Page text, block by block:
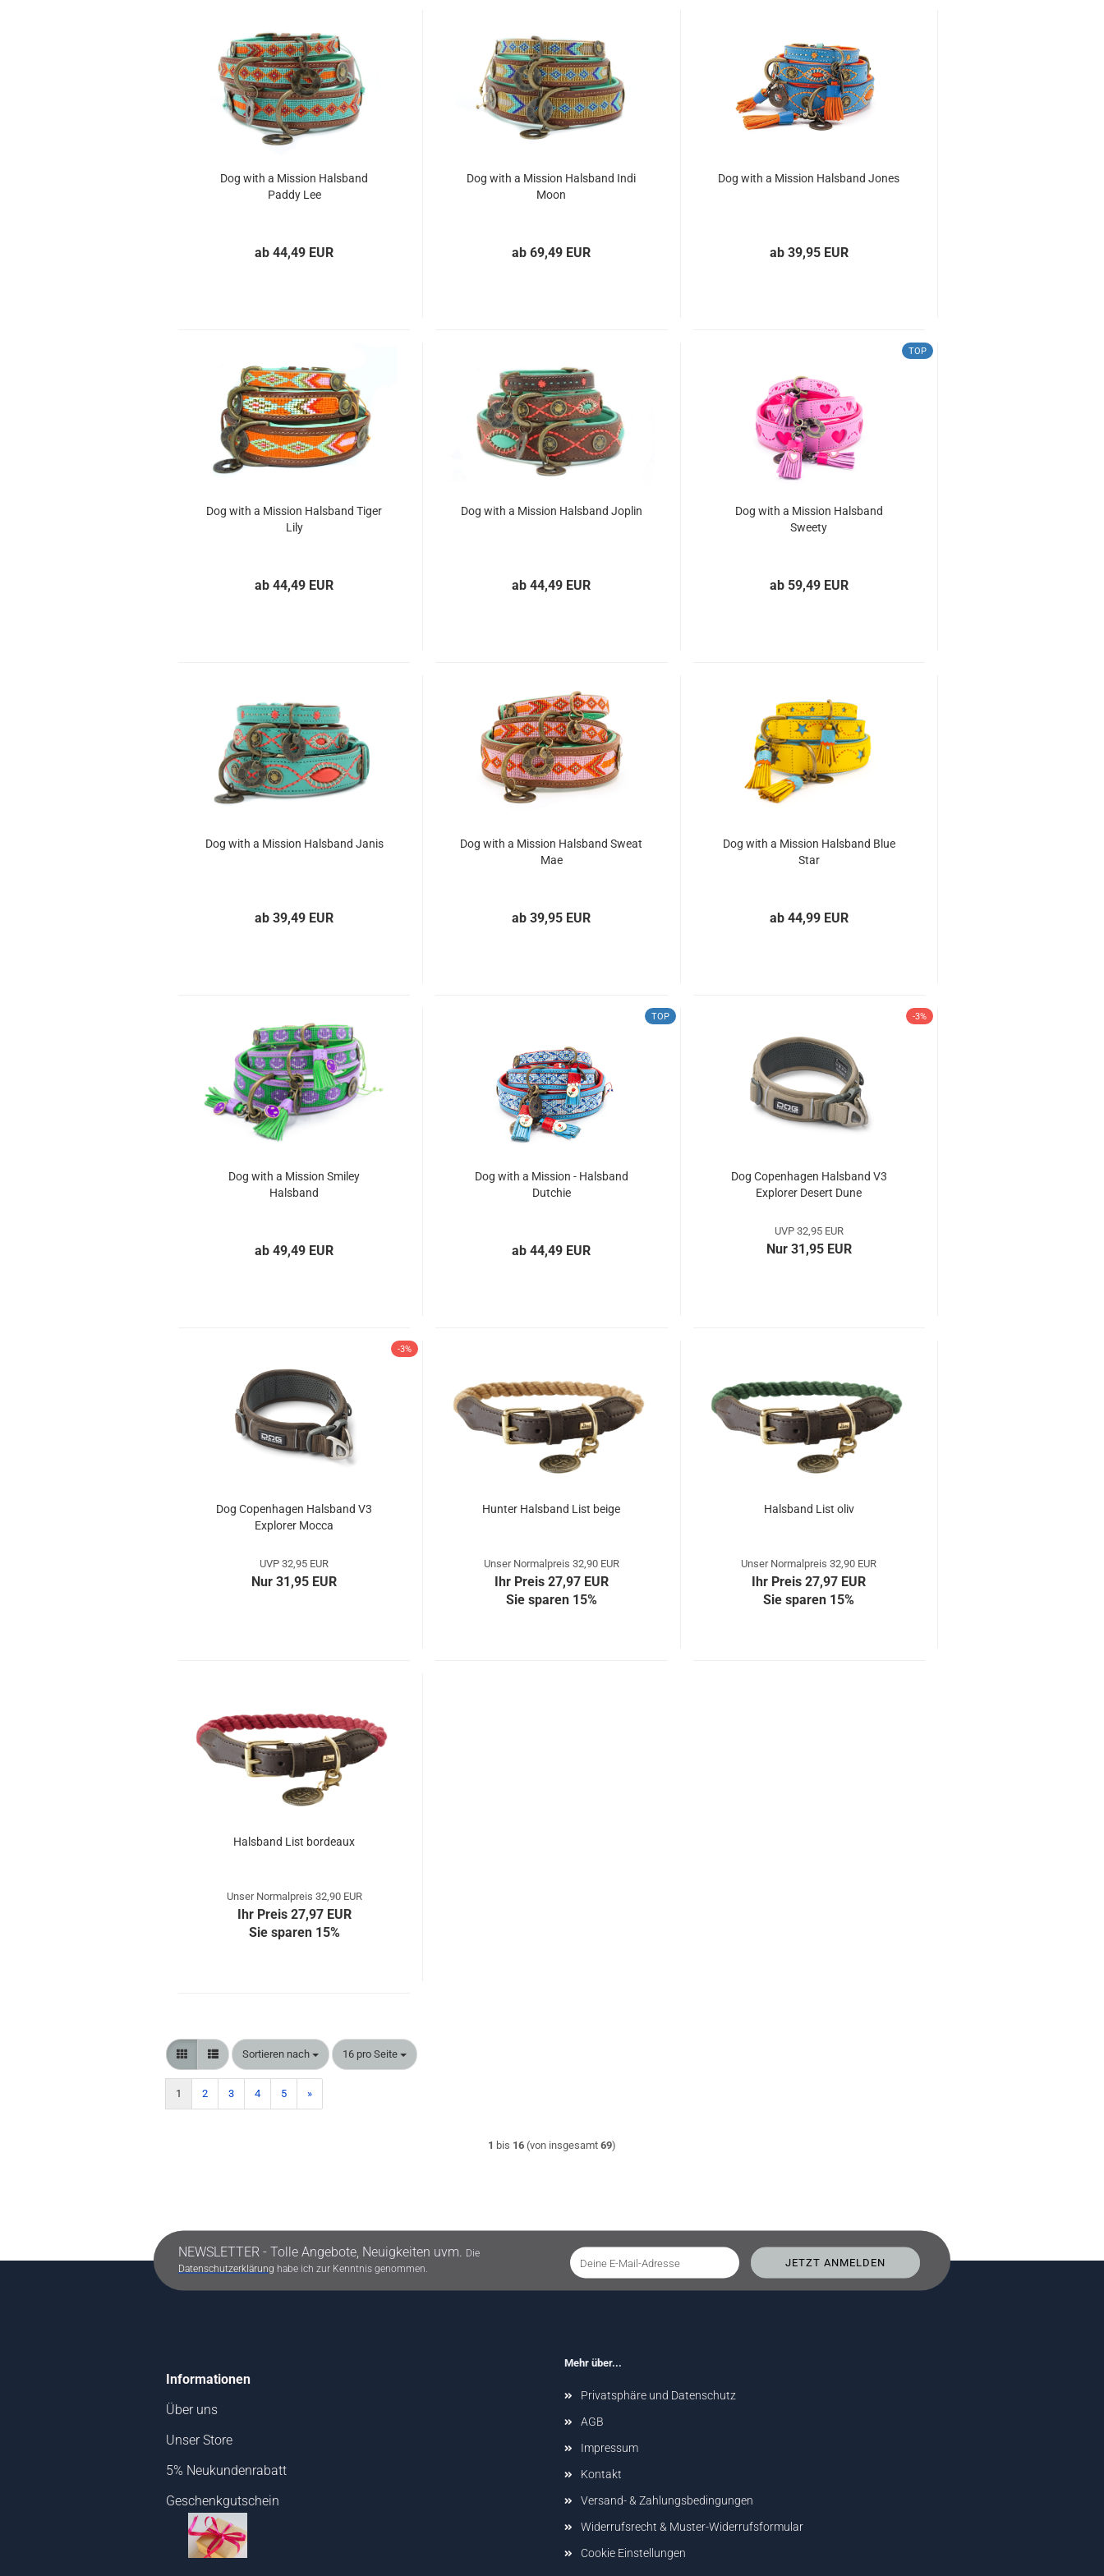
Dog with a Mission Halsband
Paddy Lee
ab 44,49 EUR
Dog with a Mission Halsband Indi
Moon
ab 69,49 EUR
Dog with a Mission Halsband Jones
ab 39,95 EUR
Dog with a Mission Halsband Tiger
Lily
ab 44,49 EUR
Dog with a Mission Halsband Joplin
ab 44,49 EUR
TOP
Dog with a Mission Halsband
Sweety
ab 59,49 EUR
Dog with a Mission Halsband Janis
ab 39,49 EUR
Dog with a Mission Halsband Sweat
Mae
ab 39,95 EUR
Dog with a Mission Halsband Blue
Star
ab 44,99 EUR
Dog with a Mission Smiley
Halsband
ab 49,49 EUR
TOP
Dog with a Mission - Halsband
Dutchie
ab 44,49 EUR
-3%
Dog Copenhagen Halsband V3
Explorer Desert Dune
UVP 32,95 EUR
Nur 31,95 EUR
-3%
Dog Copenhagen Halsband V3
Explorer Mocca
UVP 32,95 EUR
Nur 31,95 EUR
Hunter Halsband List beige
Unser Normalpreis 32,90 EUR
Ihr Preis 27,97 EUR
Sie sparen 15%
Halsband List oliv
Unser Normalpreis 32,90 EUR
Ihr Preis 27,97 EUR
Sie sparen 15%
Halsband List bordeaux
Unser Normalpreis 32,90 EUR
Ihr Preis 27,97 EUR
Sie sparen 15%
Sortieren nach
Sortieren nach 16 pro Seite
pro Seite
1 2 3 4 5 »
1 bis 16 (von insgesamt 69)
NEWSLETTER - Tolle Angebote, Neuigkeiten uvm. Die
Datenschutzerklärung habe ich zur Kenntnis genommen.
Informationen
Über uns
Unser Store
5% Neukundenrabatt
Geschenkgutschein
Mehr über...
Privatsphäre und Datenschutz
AGB
Impressum
Kontakt
Versand- & Zahlungsbedingungen
Widerrufsrecht & Muster-Widerrufsformular
Cookie Einstellungen